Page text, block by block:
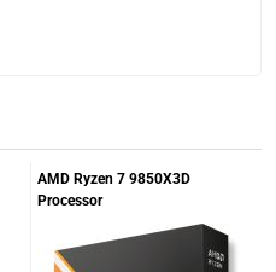
AMD Ryzen 7 9850X3D
Processor